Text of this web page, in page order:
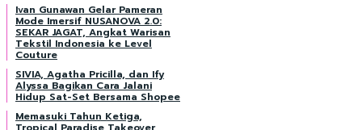
Ivan Gunawan Gelar Pameran
Mode Imersif NUSANOVA 2.0:
SEKAR JAGAT, Angkat Warisan
Tekstil Indonesia ke Level
Couture
SIVIA, Agatha Pricilla, dan Ify
Alyssa Bagikan Cara Jalani
Hidup Sat-Set Bersama Shopee
Memasuki Tahun Ketiga,